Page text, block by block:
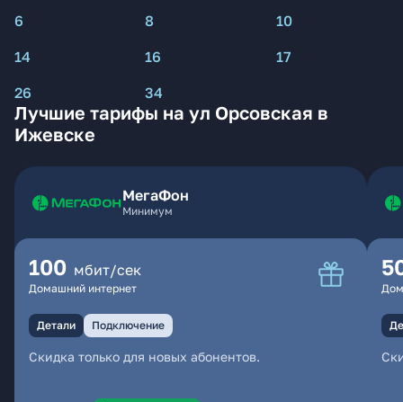
6
8
10
14
16
17
26
34
Лучшие тарифы на ул Орсовская в
Ижевске
МегаФон
Минимум
100 мбит/сек
Домашний интернет
Детали Подключение
Скидка только для новых абонентов.